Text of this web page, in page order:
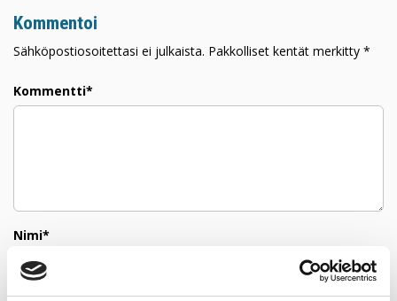
Kommentoi
Sähköpostiosoitettasi ei julkaista. Pakkolliset kentät merkitty *
Kommentti*
Nimi*